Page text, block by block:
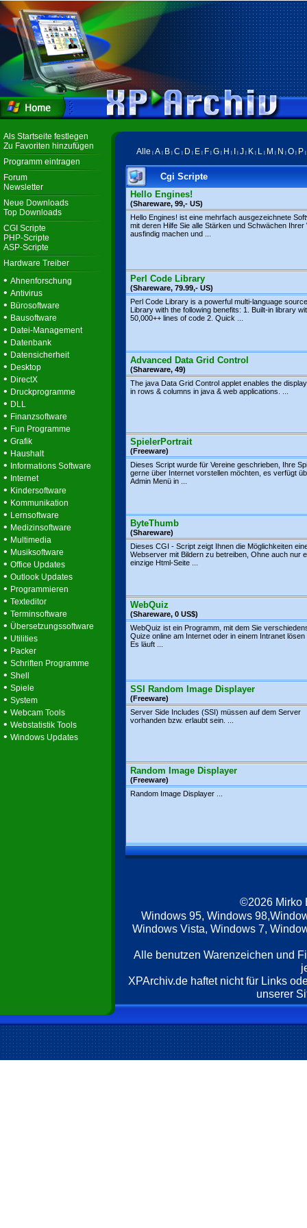
Als Startseite festlegen
Zu Favoriten hinzufügen
Programm eintragen
Forum
Newsletter
Neue Downloads
Top Downloads
CGI Scripte
PHP-Scripte
ASP-Scripte
Hardware Treiber
• Ahnenforschung
• Antivirus
• Bürosoftware
• Bausoftware
• Datei-Management
• Datenbank
• Datensicherheit
• Desktop
• DirectX
• Druckprogramme
• DLL
• Finanzsoftware
• Fun Programme
• Grafik
• Haushalt
• Informations Software
• Internet
• Kindersoftware
• Kommunikation
• Lernsoftware
• Medizinsoftware
• Multimedia
• Musiksoftware
• Office Updates
• Outlook Updates
• Programmieren
• Texteditor
• Terminsoftware
• Übersetzungssoftware
• Utilities
• Packer
• Schriften Programme
• Shell
• Spiele
• System
• Webcam Tools
• Webstatistik Tools
• Windows Updates
Alle A B C D E F G H J K L M N O P
Cgi Scripte
Hello Engines!
(Shareware, 99,- US)
Hello Engines! ist eine mehrfach ausgezeichnete
mit deren Hilfe Sie alle Stärken und Schwächen Ihrer
ausfindig machen und ...
Perl Code Library
(Shareware, 79.99,- US)
Perl Code Library is a powerful multi-language
Library with the following benefits: 1. Built-in library
50,000++ lines of code 2. Quick ...
Advanced Data Grid Control
(Shareware, 49)
The java Data Grid Control applet enables the
in rows & columns in java & web applications. ...
SpielerPortrait
(Freeware)
Dieses Script wurde für Vereine geschrieben, Ihre
gerne über Internet vorstellen möchten, es verfügt
Admin Menü in ...
ByteThumb
(Shareware)
Dieses CGI - Script zeigt Ihnen die Möglichkeiten
Webserver mit Bildern zu betreiben, Ohne auch nur
einzige Html-Seite ...
WebQuiz
(Shareware, 0 US$)
WebQuiz ist ein Programm, mit dem Sie
Quize online am Internet oder in einem Intranet lösen
Es läuft ...
SSI Random Image Displayer
(Freeware)
Server Side Includes (SSI) müssen auf dem Server
vorhanden bzw. erlaubt sein. ...
Random Image Displayer
(Freeware)
Random Image Displayer ...
©2026 Mirko
Windows 95, Windows
Windows Vista, Windows 7,
Alle benutzen Warenzeichen und
XPArchiv.de haftet nicht für Links
unserer